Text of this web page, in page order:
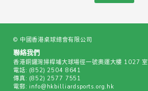
© 中國香港桌球總會有限公司
聯絡我們
香港銅鑼灣掃桿埔大球場徑一號奧運大樓 1027 室
電話: (852) 2504 8641
傳真: (852) 2577 7551
電郵: info@hkbilliardsports.org.hk